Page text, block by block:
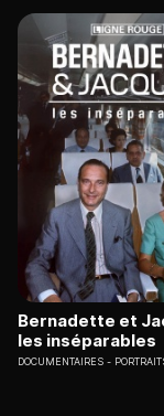
Bernadette et
les inséparables
DOCUMENTAIRES